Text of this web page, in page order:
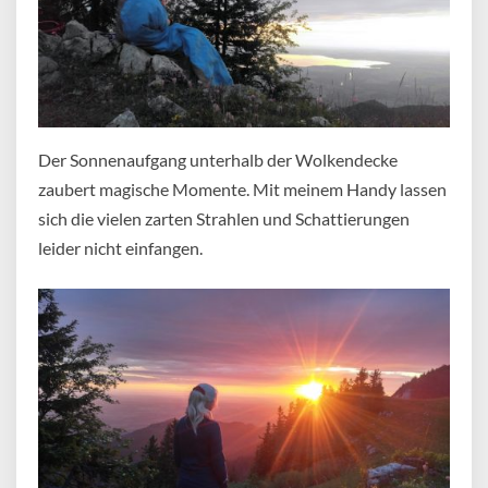
Der Sonnenaufgang unterhalb der Wolkendecke
zaubert magische Momente. Mit meinem Handy lassen
sich die vielen zarten Strahlen und Schattierungen
leider nicht einfangen.